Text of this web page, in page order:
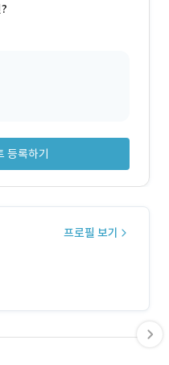
등록하기
프로필 보기